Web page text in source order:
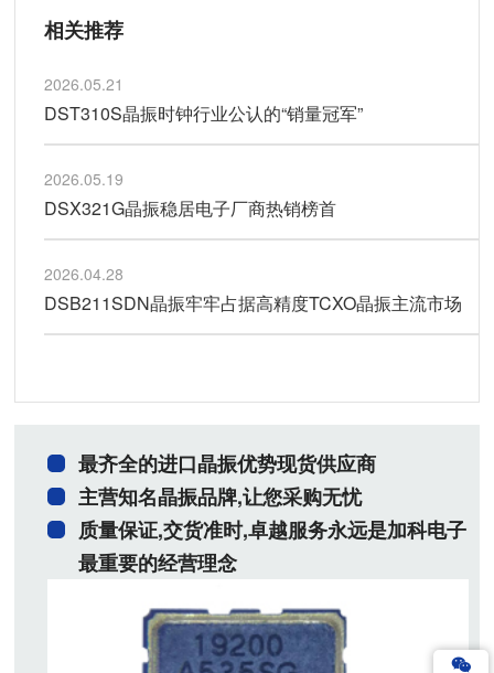
相关推荐
2026.05.21
DST310S晶振时钟行业公认的“销量冠军”
2026.05.19
DSX321G晶振稳居电子厂商热销榜首
2026.04.28
DSB211SDN晶振牢牢占据高精度TCXO晶振主流市场
最齐全的进口晶振优势现货供应商
主营知名晶振品牌,让您采购无忧
质量保证,交货准时,卓越服务永远是加科电子
最重要的经营理念